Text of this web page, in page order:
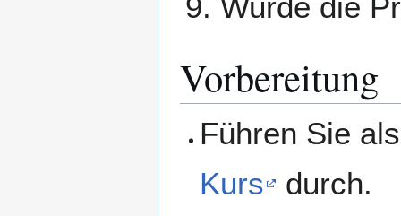
Vorbereitung
Führen Sie
Kurs
durch.